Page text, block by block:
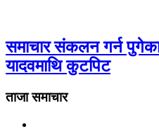
समाचार संकलन गर्न पुगेका
यादवमाथि कुटपिट
ताजा समाचार